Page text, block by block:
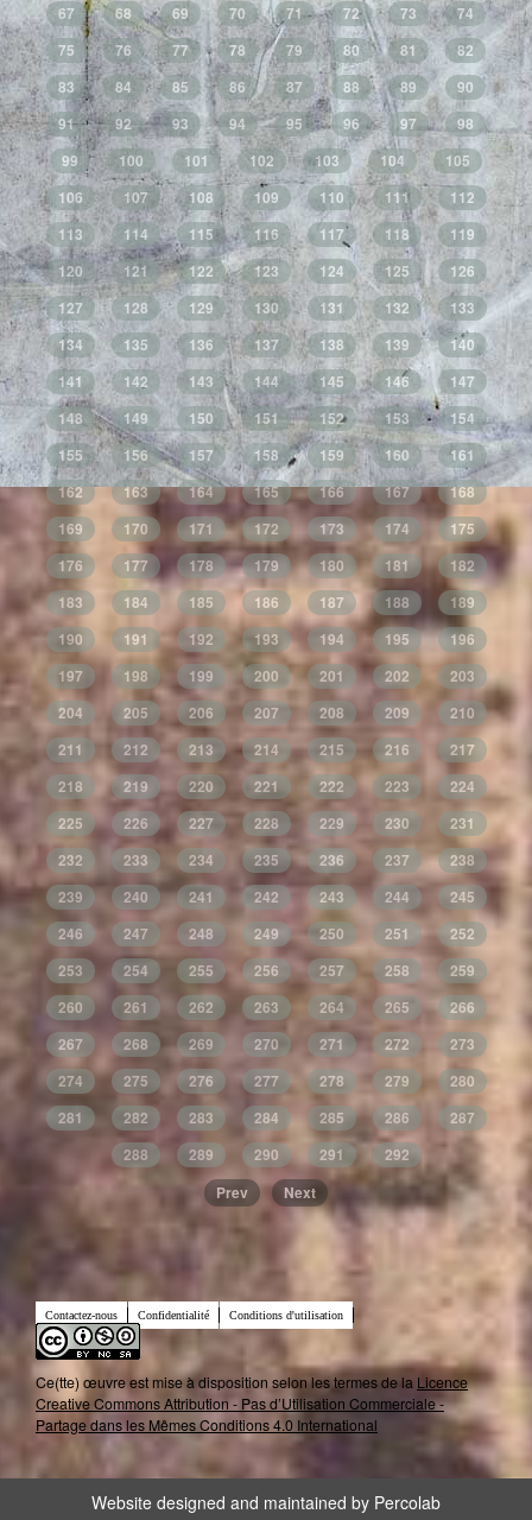
67
68 69 70 71 72 73
74
75
76 77 78 79 80 81
82
83
84 85 86 87 88 89
90
91
92 93 94 95 96 97
98
99
100 101 102 103 104
105
106
107 108 109 110 111
112
113
114 115 116 117 118
119
120
121 122 123 124 125
126
127
128 129 130 131 132
133
134
135 136 137 138 139
140
141
142 143 144 145 146
147
148
149 150 151 152 153
154
155
156 157 158 159 160
161
162
163 164 165 166 167
168
169
170 171 172 173 174
175
176
177 178 179 180 181
182
183
184 185 186 187 188
189
190
191 192 193 194 195
196
197
198 199 200 201 202
203
204
205 206 207 208 209
210
211
212 213 214 215 216
217
218
219 220 221 222 223
224
225
226 227 228 229 230
231
232
233 234 235 236 237
238
239
240 241 242 243 244
245
246
247 248 249 250 251
252
253
254 255 256 257 258
259
260
261 262 263 264 265
266
267
268 269 270 271 272
273
274
275 276 277 278 279
280
281
282 283 284 285 286
287
288
289 290 291
292
Prev
Next
Contactez-nous Confidentialité Conditions d'utilisation
Ce(tte) œuvre est mise à disposition selon les termes de la Licence
Creative Commons Attribution - Pas d’Utilisation Commerciale -
Partage dans les Mêmes Conditions 4.0 International
Website designed and maintained by Percolab